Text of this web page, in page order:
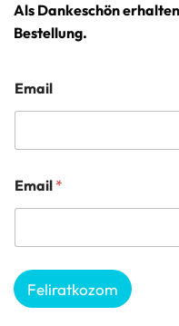
Als Dankeschön
Bestellung.
Email
Email *
Feliratkozom